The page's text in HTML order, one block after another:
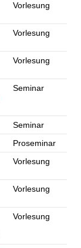
Vorlesung
Vorlesung
Vorlesung
Seminar
Seminar
Proseminar
Vorlesung
Vorlesung
Vorlesung